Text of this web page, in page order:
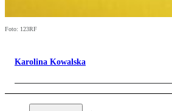
Foto: 123RF
Karolina Kowalska